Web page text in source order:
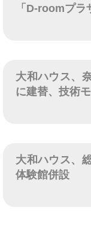
「D-roomプラ
大和ハウス、
に建替、技術
大和ハウス、
体験館併設